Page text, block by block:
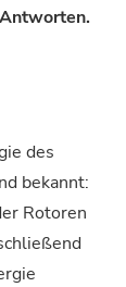
des
bekannt:
Rotoren